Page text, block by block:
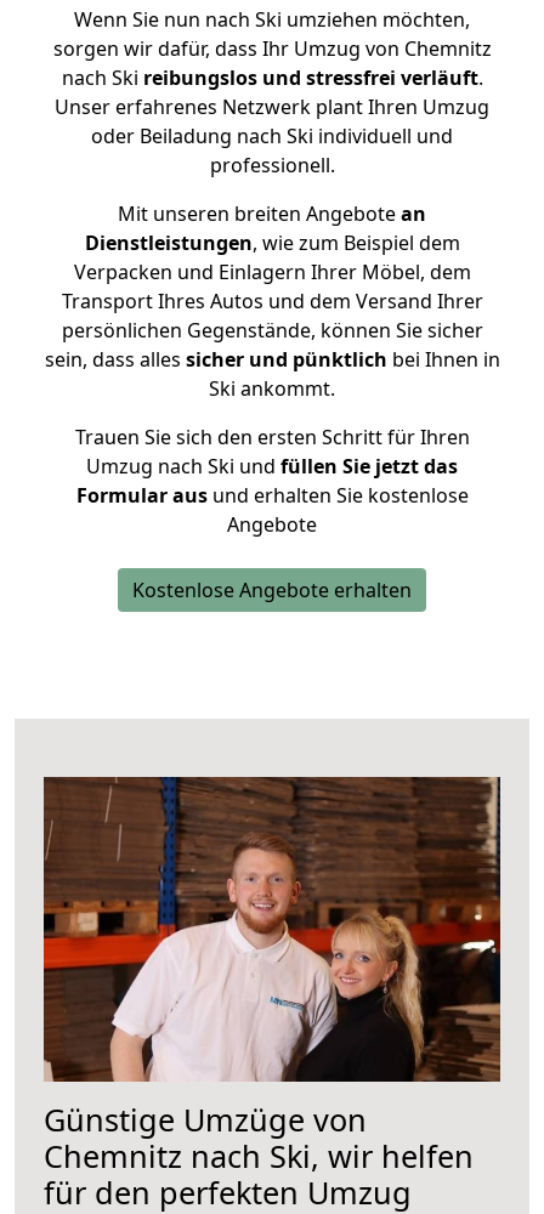
Wenn Sie nun nach Ski umziehen möchten,
sorgen wir dafür, dass Ihr Umzug von Chemnitz
nach Ski reibungslos und stressfrei verläuft.
Unser erfahrenes Netzwerk plant Ihren Umzug
oder Beiladung nach Ski individuell und
professionell.
Mit unseren breiten Angebotean
Dienstleistungen, wie zum Beispiel dem
Verpacken und Einlagern Ihrer Möbel, dem
Transport Ihres Autos und dem Versand Ihrer
persönlichen Gegenstände, können Sie sicher
sein, dass alles sicher und pünktlich bei Ihnen in
Ski ankommt.
Trauen Sie sich den ersten Schritt für Ihren
Umzug nach Ski und füllen Sie jetzt das
Formular ausund erhalten Sie kostenlose
Angebote
Kostenlose Angebote erhalten
Günstige Umzüge von
Chemnitz nach Ski, wir helfen
für den perfekten Umzug